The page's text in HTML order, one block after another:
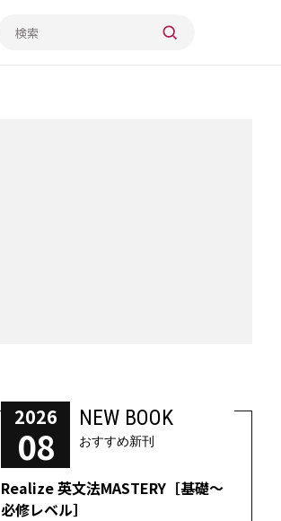
2026
08
NEW BOOK
おすすめ新刊
Realize 英文法MASTERY［基礎～
必修レベル］